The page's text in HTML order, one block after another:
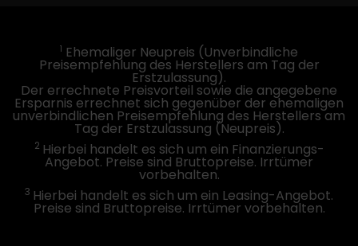
1 Ehemaliger Neupreis (Unverbindliche
Preisempfehlung des Herstellers am Tag der
Erstzulassung).
Der errechnete Preisvorteil sowie die angegebene
Ersparnis errechnet sich gegenüber der ehemaligen
unverbindlichen Preisempfehlung des Herstellers am
Tag der Erstzulassung (Neupreis).
2 Hierbei handelt es sich um ein Finanzierungs-
Angebot. Preise sind Bruttopreise. Irrtümer
vorbehalten.
3 Hierbei handelt es sich um ein Leasing-Angebot.
Preise sind Bruttopreise. Irrtümer vorbehalten.